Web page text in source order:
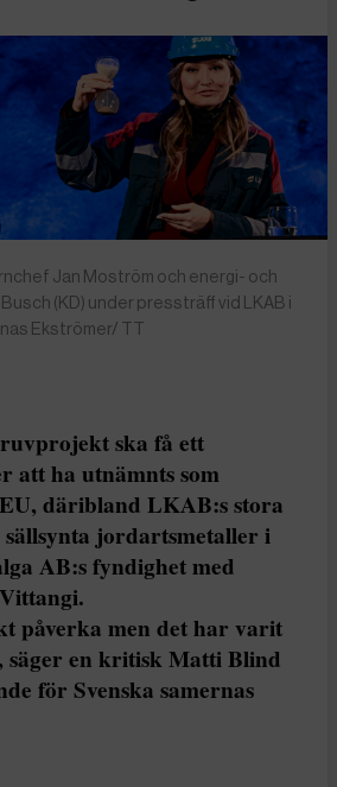
Jan Moström och energi- och
(KD) under pressträff vid LKAB i
Ekströmer/ TT
ska få ett
att ha utnämnts som
däribland LKAB:s stora
jordartsmetaller i
AB:s fyndighet med
påverka men det har varit
säger en kritisk Matti Blind
för Svenska samernas